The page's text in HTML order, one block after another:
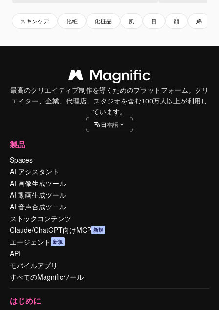
スキンケア 化粧 化粧品 肌 目 顔 綿
最高のクリエイティブ制作を導くためのプラットフォーム。クリ
エイター、企業、代理店、スタジオを含む100万人以上が利用し
ています。
日本語
製品
Spaces
AI アシスタント
AI 画像生成ツール
AI 動画生成ツール
AI 音声合成ツール
ストックコンテンツ
Claude/ChatGPT向けMCP 新規
エージェント 新規
API
モバイルアプリ
すべてのMagnificツール
はじめに